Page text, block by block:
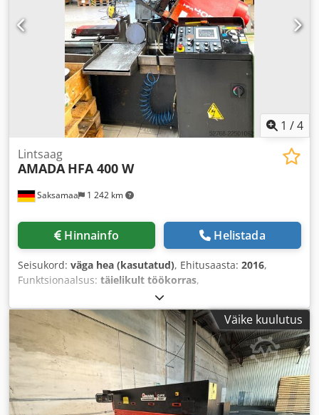
1 /4
Saksamaa 1 242 km
Lintsaag
AMADA HFA 400 W
Hinnainfo Helistada
Seisukord: väga hea (kasutatud), Ehitusaasta: 2016,
Funktsionaalsus: täielikult töökorras,
Väike kuulutus